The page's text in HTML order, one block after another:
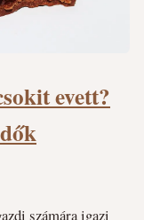
evett?
számára igazi